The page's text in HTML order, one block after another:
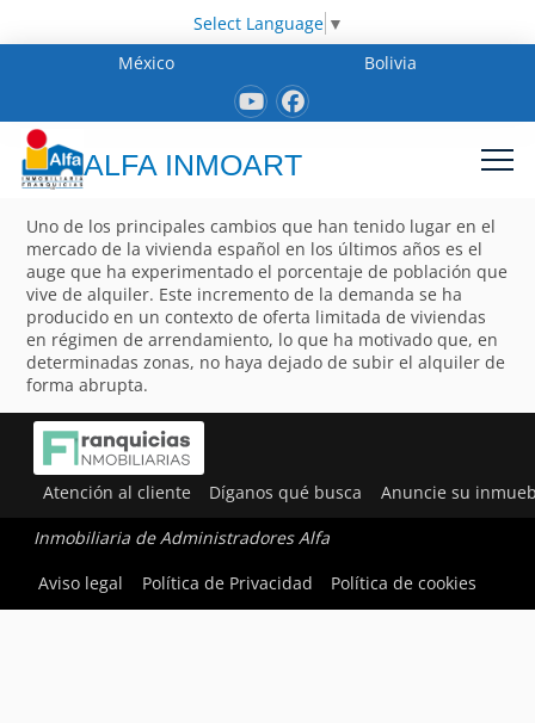
Select Language ▼
México
Bolivia
ALFA INMOART
Uno de los principales cambios que han tenido lugar en el
mercado de la vivienda español en los últimos años es el
auge que ha experimentado el porcentaje de población que
vive de alquiler. Este incremento de la demanda se ha
producido en un contexto de oferta limitada de viviendas
en régimen de arrendamiento, lo que ha motivado que, en
determinadas zonas, no haya dejado de subir el alquiler de
forma abrupta.
Atención al cliente Díganos qué busca Anuncie su
Inmobiliaria de Administradores Alfa
Aviso legal
Política de Privacidad Política de cookies